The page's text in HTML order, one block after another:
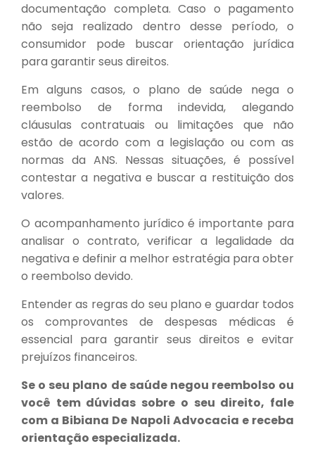
documentação completa. Caso o pagamento
não seja realizado dentro desse período, o
consumidor pode buscar orientação jurídica
para garantir seus direitos.
Em alguns casos, o plano de saúde nega o
reembolso de forma indevida, alegando
cláusulas contratuais ou limitações que não
estão de acordo com a legislação ou com as
normas da ANS. Nessas situações, é possível
contestar a negativa e buscar a restituição dos
valores.
O acompanhamento jurídico é importante para
analisar o contrato, verificar a legalidade da
negativa e definir a melhor estratégia para obter
o reembolso devido.
Entender as regras do seu plano e guardar todos
os comprovantes de despesas médicas é
essencial para garantir seus direitos e evitar
prejuízos financeiros.
Se o seu plano de saúde negou reembolso ou
você tem dúvidas sobre o seu direito, fale
com a Bibiana De Napoli Advocacia e receba
orientação especializada.